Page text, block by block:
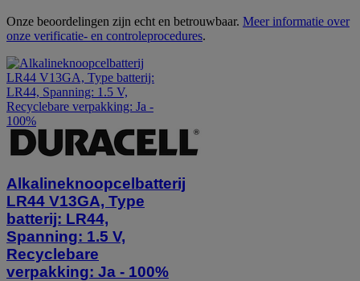
Onze beoordelingen zijn echt en betrouwbaar. Meer informatie over
onze verificatie- en controleprocedures.
Alkalineknoopcelbatterij
LR44 V13GA, Type
batterij: LR44,
Spanning: 1.5 V,
Recyclebare
verpakking: Ja - 100%